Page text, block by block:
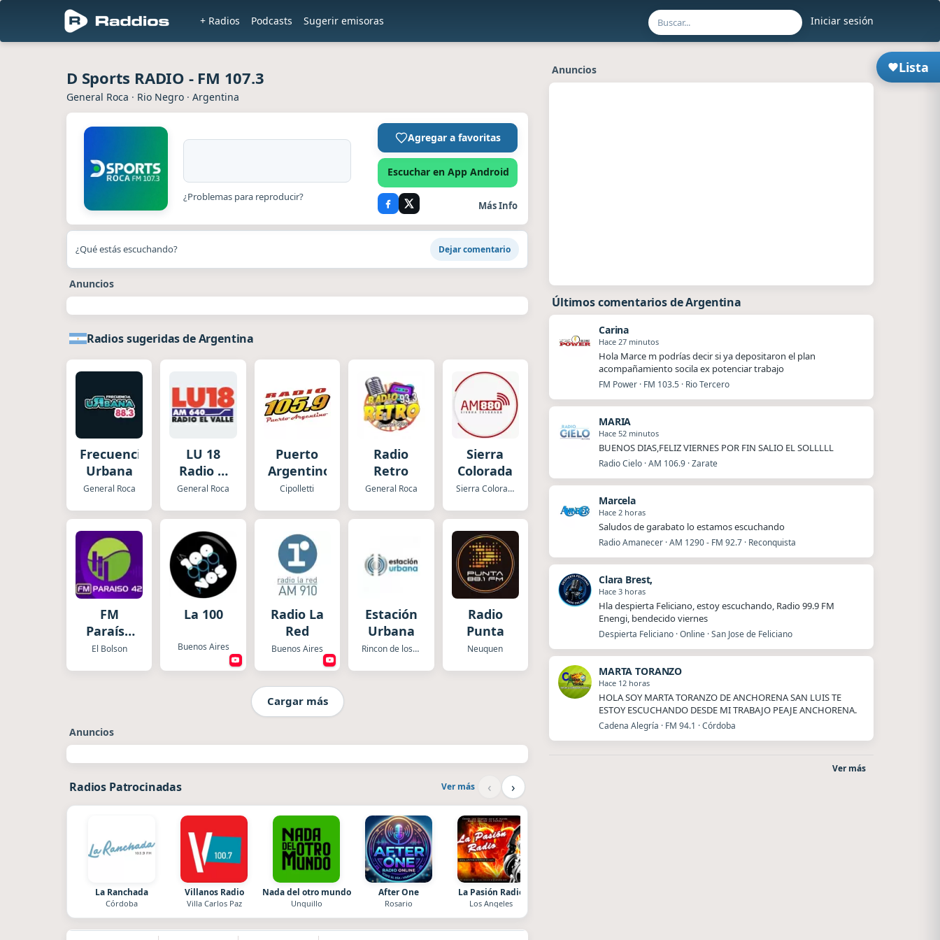
Iniciar sesión
+ Radios Podcasts Sugerir emisoras
Lista
D Sports RADIO - FM 107.3
General Roca · Rio Negro · Argentina
¿Problemas para reproducir?
Agregar a favoritas
Escuchar en App Android
Más Info
¿Qué estás escuchando? Dejar comentario
Anuncios
Radios sugeridas de Argentina
Frecuencia
Urbana
General Roca
LU 18
Radio El
Valle
General Roca
Puerto
Argentino
Cipolletti
Radio
Retro
General Roca
Sierra
Colorada
Sierra Colorada
FM
Paraíso
42
El Bolson
La 100
Buenos Aires
Radio La
Red
Buenos Aires
Estación
Urbana
Rincon de los Sauces
Radio
Punta
Neuquen
Cargar más
Anuncios
Radios Patrocinadas Ver más ‹ ›
La Ranchada
Córdoba
Villanos Radio
Villa Carlos Paz
Nada del otro mundo
Unquillo
After One
Rosario
La Pasión Radio
Los Angeles
Anuncios
Últimos comentarios de Argentina
Carina
Hace 27 minutos
Hola Marce m podrías decir si ya depositaron el plan
acompañamiento socila ex potenciar trabajo
FM Power · FM 103.5 · Rio Tercero
MARIA
Hace 52 minutos
BUENOS DIAS,FELIZ VIERNES POR FIN SALIO EL SOLLLLL
Radio Cielo · AM 106.9 · Zarate
Marcela
Hace 2 horas
Saludos de garabato lo estamos escuchando
Radio Amanecer · AM 1290 - FM 92.7 · Reconquista
Clara Brest,
Hace 3 horas
Hla despierta Feliciano, estoy escuchando, Radio 99.9 FM
Enengi, bendecido viernes
Despierta Feliciano · Online · San Jose de Feliciano
MARTA TORANZO
Hace 12 horas
HOLA SOY MARTA TORANZO DE ANCHORENA SAN LUIS TE
ESTOY ESCUCHANDO DESDE MI TRABAJO PEAJE ANCHORENA.
Cadena Alegría · FM 94.1 · Córdoba
Ver más